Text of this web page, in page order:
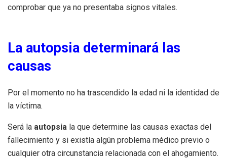
comprobar que ya no presentaba signos vitales.
La autopsia determinará las
causas
Por el momento no ha trascendido la edad ni la identidad de
la víctima.
Será la autopsia la que determine las causas exactas del
fallecimiento y si existía algún problema médico previo o
cualquier otra circunstancia relacionada con el ahogamiento.